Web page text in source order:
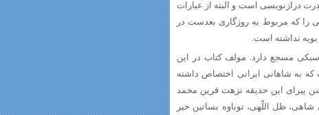
درازنویسى است و البته از عبارات
را که مربوط به روزگارى بعدست در
بویه نداشته است.
مسجع دارد. مولف کتاب در این
به شاهانی ایرانی اختصاص داشته
پیراى این حدیقه نزهت قرین محمد
ظل اللّهى، نوباوه بساتین خیر